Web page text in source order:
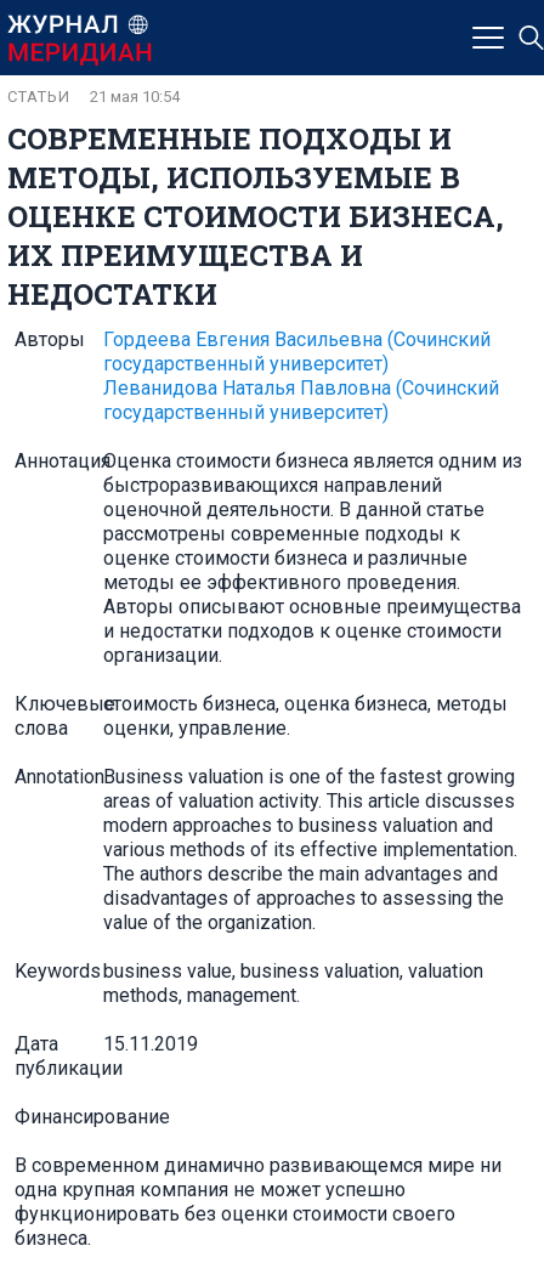
СОВРЕМЕННЫЕ ПОДХОДЫ И
МЕТОДЫ, ИСПОЛЬЗУЕМЫЕ В
ОЦЕНКЕ СТОИМОСТИ БИЗНЕСА,
ИХ ПРЕИМУЩЕСТВА И
НЕДОСТАТКИ
СТАТЬИ 21 мая 10:54
Авторы Гордеева Евгения Васильевна (Сочинский
государственный университет)
Леванидова Наталья Павловна (Сочинский
государственный университет)
АннотацияОценка стоимости бизнеса является одним из
быстроразвивающихся направлений
оценочной деятельности. В данной статье
рассмотрены современные подходы к
оценке стоимости бизнеса и различные
методы ее эффективного проведения.
Авторы описывают основные преимущества
и недостатки подходов к оценке стоимости
организации.
Ключевые
слова
стоимость бизнеса, оценка бизнеса, методы
оценки, управление.
AnnotationBusiness valuation is one of the fastest growing
areas of valuation activity. This article discusses
modern approaches to business valuation and
various methods of its effective implementation.
The authors describe the main advantages and
disadvantages of approaches to assessing the
value of the organization.
Keywordsbusiness value, business valuation, valuation
methods, management.
Дата
публикации
15.11.2019
Финансирование
В современном динамично развивающемся мире ни
одна крупная компания не может успешно
функционировать без оценки стоимости своего
бизнеса.